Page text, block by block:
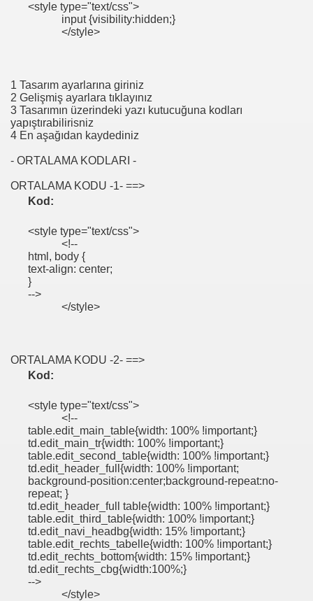
<style type="text/css">
input {visibility:hidden;}
</style>
1 Tasarım ayarlarına giriniz
2 Gelişmiş ayarlara tıklayınız
3 Tasarımın üzerindeki yazı kutucuğuna kodları
yapıştırabilirisniz
4 En aşağıdan kaydediniz
- ORTALAMA KODLARI -
ORTALAMA KODU -1- ==>
Kod:
<style type="text/css">
<!--
html, body {
text-align: center;
}
-->
</style>
ORTALAMA KODU -2- ==>
Kod:
<style type="text/css">
<!--
table.edit_main_table{width: 100% !important;}
td.edit_main_tr{width: 100% !important;}
table.edit_second_table{width: 100% !important;}
td.edit_header_full{width: 100% !important;
background-position:center;background-repeat:no-
repeat; }
td.edit_header_full table{width: 100% !important;}
table.edit_third_table{width: 100% !important;}
td.edit_navi_headbg{width: 15% !important;}
table.edit_rechts_tabelle{width: 100% !important;}
td.edit_rechts_bottom{width: 15% !important;}
td.edit_rechts_cbg{width:100%;}
-->
</style>